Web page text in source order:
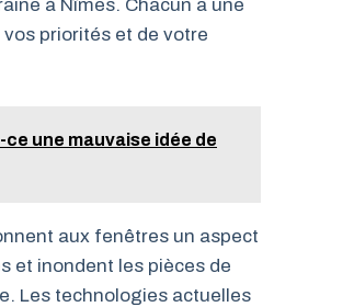
à Nîmes. Chacun a une
priorités et de votre
une mauvaise idée de
aux fenêtres un aspect
et inondent les pièces de
Les technologies actuelles